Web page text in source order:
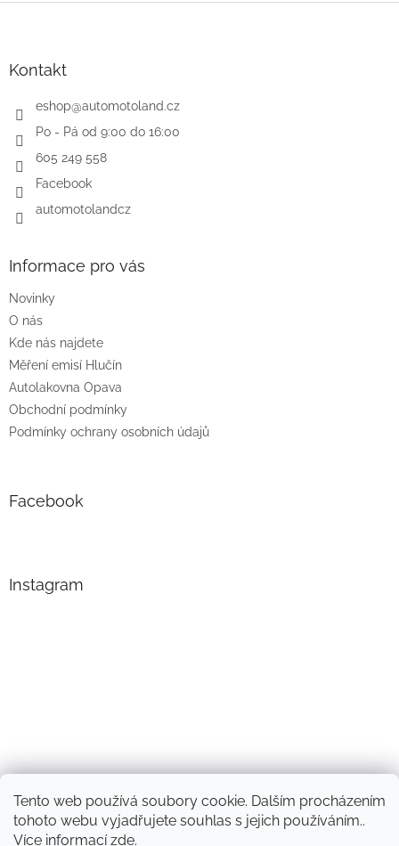
Tento web používá soubory cookie. Dalším procházením
tohoto webu vyjadřujete souhlas s jejich používáním..
Více informacízde.
Kontakt
eshop@automotoland.cz
Po - Pá od 9:00 do 16:00
605 249 558
Facebook
automotolandcz
Informace pro vás
Novinky
O nás
Kde nás najdete
Měření emisí Hlučín
Autolakovna Opava
Obchodní podmínky
Podmínky ochrany osobních údajů
Facebook
Instagram
Sledovat na Instagramu